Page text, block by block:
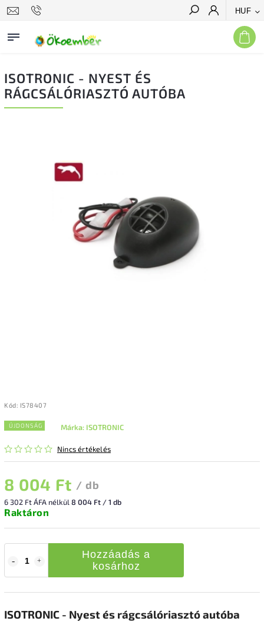
HUF
Keresés
ISOTRONIC - NYEST ÉS
RÁGCSÁLÓRIASZTÓ AUTÓBA
Kód: IS78407
ÚJDONSÁG
Nincs értékelés
Márka: ISOTRONIC
8 004 Ft / db
6 302 Ft ÁFA nélkül 8 004 Ft / 1 db
Raktáron
Hozzáadás a
kosárhoz
ISOTRONIC - Nyest és rágcsálóriasztó autóba